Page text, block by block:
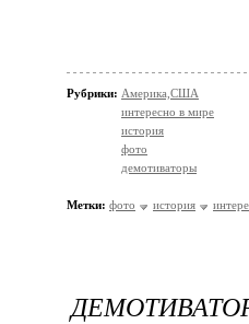
Рубрики: Америка,США
интересно в мире
история
фото
демотиваторы
Метки: фото история